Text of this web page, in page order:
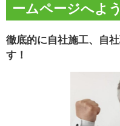
ームページへよ
徹底的に自社施工、自
す！